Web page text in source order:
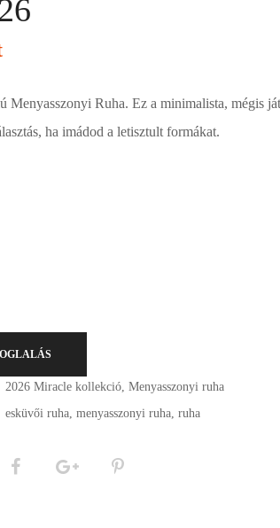
Menyasszonyi Ruha. Ez a minimalista, mégis
ha imádod a letisztult formákat.
2026 Miracle kollekció Menyasszonyi ruha
esküvői ruha menyasszonyi ruha ruha